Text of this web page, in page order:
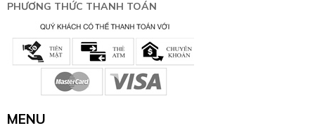
PHƯƠNG THỨC THANH TOÁN
MENU